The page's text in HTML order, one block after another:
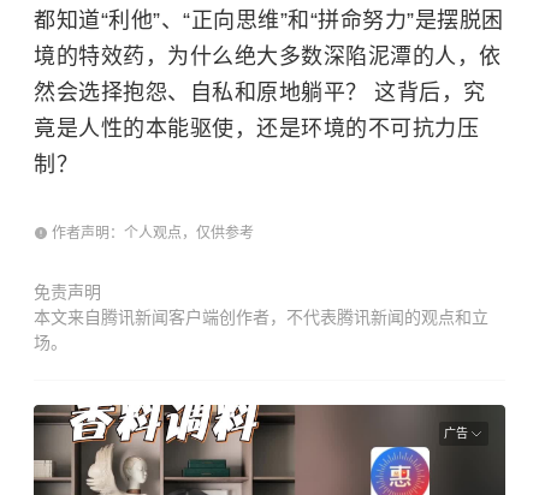
都知道“利他”、“正向思维”和“拼命努力”是摆脱困
境的特效药，为什么绝大多数深陷泥潭的人，依
然会选择抱怨、自私和原地躺平？ 这背后，究
竟是人性的本能驱使，还是环境的不可抗力压
制？
作者声明：个人观点，仅供参考
免责声明
本文来自腾讯新闻客户端创作者，不代表腾讯新闻的观点和立
场。
广告